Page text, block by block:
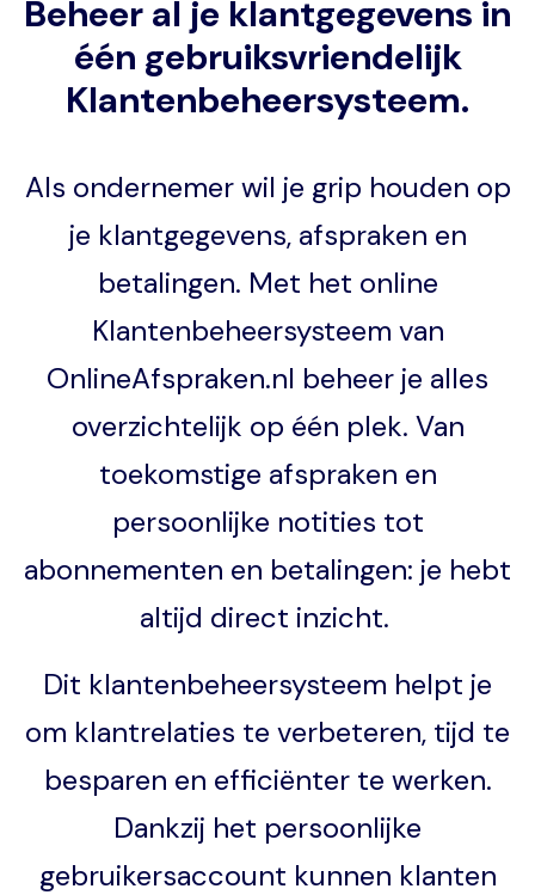
Beheer al je klantgegevens in
één gebruiksvriendelijk
Klantenbeheersysteem.
Als ondernemer wil je grip houden op
je klantgegevens, afspraken en
betalingen. Met het online
Klantenbeheersysteem van
OnlineAfspraken.nl beheer je alles
overzichtelijk op één plek. Van
toekomstige afspraken en
persoonlijke notities tot
abonnementen en betalingen: je hebt
altijd direct inzicht.
Dit klantenbeheersysteem helpt je
om klantrelaties te verbeteren, tijd te
besparen en efficiënter te werken.
Dankzij het persoonlijke
gebruikersaccount kunnen klanten